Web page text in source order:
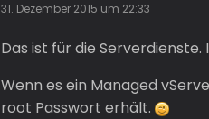
31. Dezember 2015 um 22:33
Das ist für die
Wenn es ein Managed
root Passwort erhält.